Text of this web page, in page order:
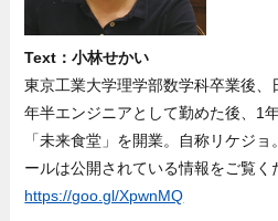
Text：小林せかい
東京工業大学理学部数学科卒業後
年半エンジニアとして勤めた後、1
「未来食堂」を開業。自称リケジ
ールは公開されている情報をご覧く
https://goo.gl/XpwnMQ